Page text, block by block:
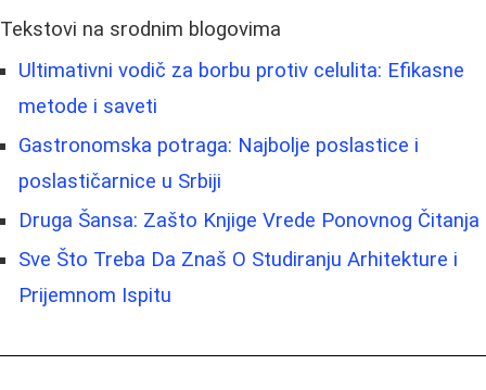
Tekstovi na srodnim blogovima
Ultimativni vodič za borbu protiv celulita: Efikasne
metode i saveti
Gastronomska potraga: Najbolje poslastice i
poslastičarnice u Srbiji
Druga Šansa: Zašto Knjige Vrede Ponovnog Čitanja
Sve Što Treba Da Znaš O Studiranju Arhitekture i
Prijemnom Ispitu